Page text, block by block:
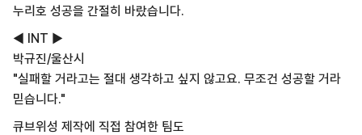
누리호 성공을 간절히 바랐습니다.
◀ INT ▶
박규진/울산시
"실패할 거라고는 절대 생각하고 싶지 않고요. 무조건 성공할 거라
믿습니다."
큐브위성 제작에 직접 참여한 팀도